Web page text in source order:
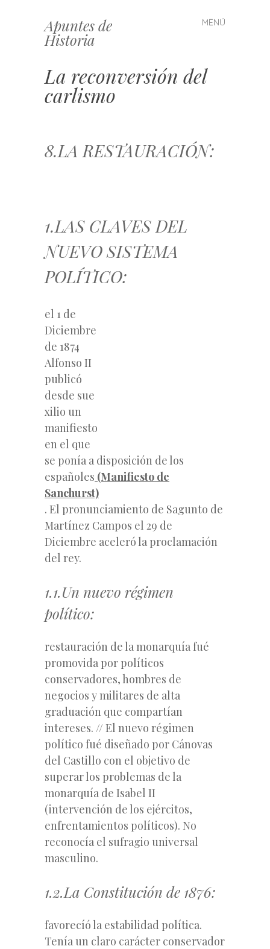
Apuntes de
Historia
MENÚ
Saltar
al
La reconversión del
carlismo
8.LA RESTAURACIÓN:
1.LAS CLAVES DEL
NUEVO SISTEMA
POLÍTICO:
el 1 de
Diciembre
de 1874
Alfonso II
publicó
desde sue
xilio un
manifiesto
en el que
se ponía a disposición de los
españoles (Manifiesto de
Sanchurst)
. El pronunciamiento de Sagunto de
Martínez Campos el 29 de
Diciembre aceleró la proclamación
del rey.
1.1.Un nuevo régimen
político:
restauración de la monarquía fué
promovida por políticos
conservadores, hombres de
negocios y militares de alta
graduación que compartían
intereses. // El nuevo régimen
político fué diseñado por Cánovas
del Castillo con el objetivo de
superar los problemas de la
monarquía de Isabel II
(intervención de los ejércitos,
enfrentamientos políticos). No
reconocía el sufragio universal
masculino.
1.2.La Constitución de 1876:
favorecíó la estabilidad política.
Tenía un claro carácter conservador